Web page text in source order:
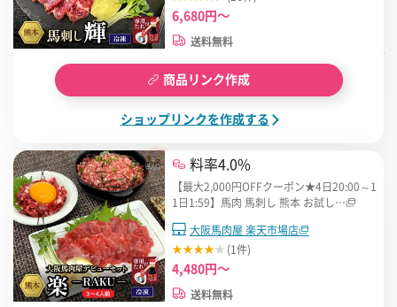
6,680円～
送料無料
商品リンク作成
ショップリンクを作成する
料率4.0%
【最大2,000円OFFクーポン★4日20:00～1
1日1:59】馬肉 馬刺し 熊本 お試し…
大阪馬肉屋 楽天市場店
(1件)
4,480円～
送料無料